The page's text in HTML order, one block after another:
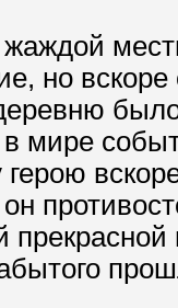
но вскоре
мире